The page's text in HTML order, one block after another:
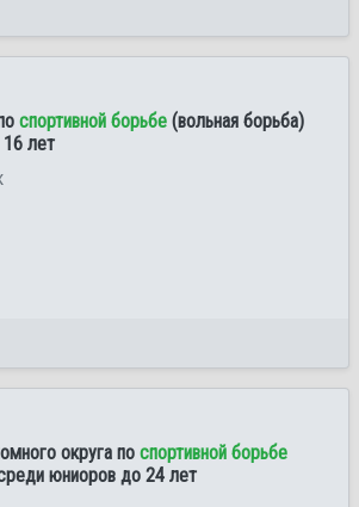
спортивной борьбе (вольная борьба)
лет
округа по спортивной борьбе
юниоров до 24 лет